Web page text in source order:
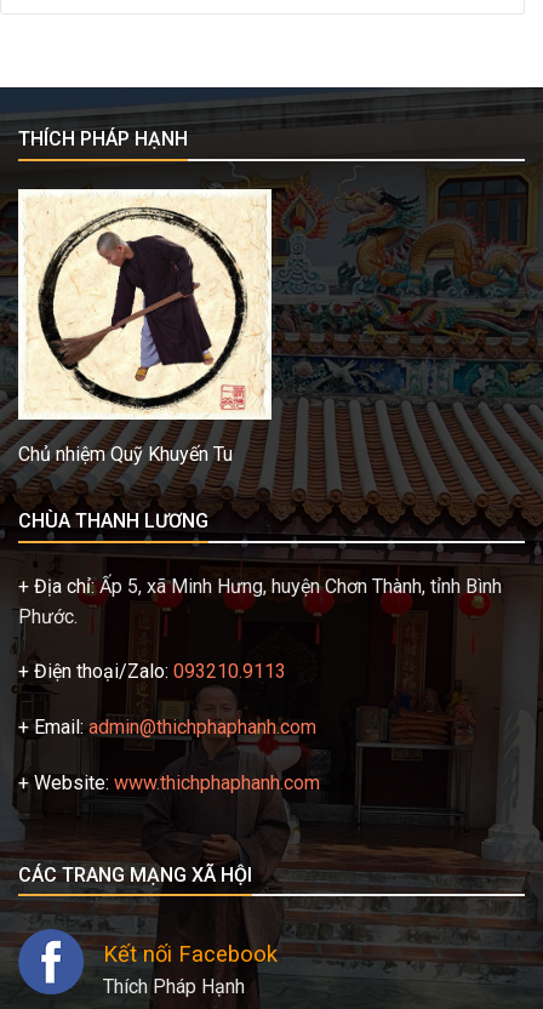
THÍCH PHÁP HẠNH
Chủ nhiệm Quỹ Khuyến Tu
CHÙA THANH LƯƠNG
+ Địa chỉ:Ấp 5, xã Minh Hưng, huyện Chơn Thành, tỉnh Bình
Phước.
+ Điện thoại/Zalo: 093210.9113
+ Email:admin@thichphaphanh.com
+ Website: www.thichphaphanh.com
CÁC TRANG MẠNG XÃ HỘI
Kết nối Facebook
Thích Pháp Hạnh